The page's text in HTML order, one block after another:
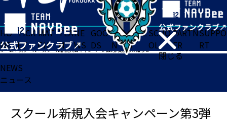
閉じる
HO
ME
TICK
ET
MAT
CH
TEA
M
NE
WS
GOO
DS
FA
N
ACADE
MY
SCHO
OL
PARTN
ER
SUPPO
RT
ホーム>スクール>スクール新規入会キャンペーン第3弾実施のお知らせ
NEWS
ニュース
スクール新規入会キャンペーン第3弾